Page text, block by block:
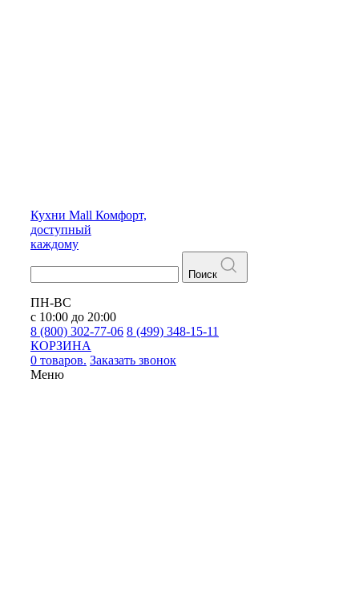
Кухни Mall Комфорт,
доступный
каждому
Поиск
ПН-ВС
с 10:00 до 20:00
8 (800) 302-77-06 8 (499) 348-15-11
КОРЗИНА
0 товаров. Заказать звонок
Меню